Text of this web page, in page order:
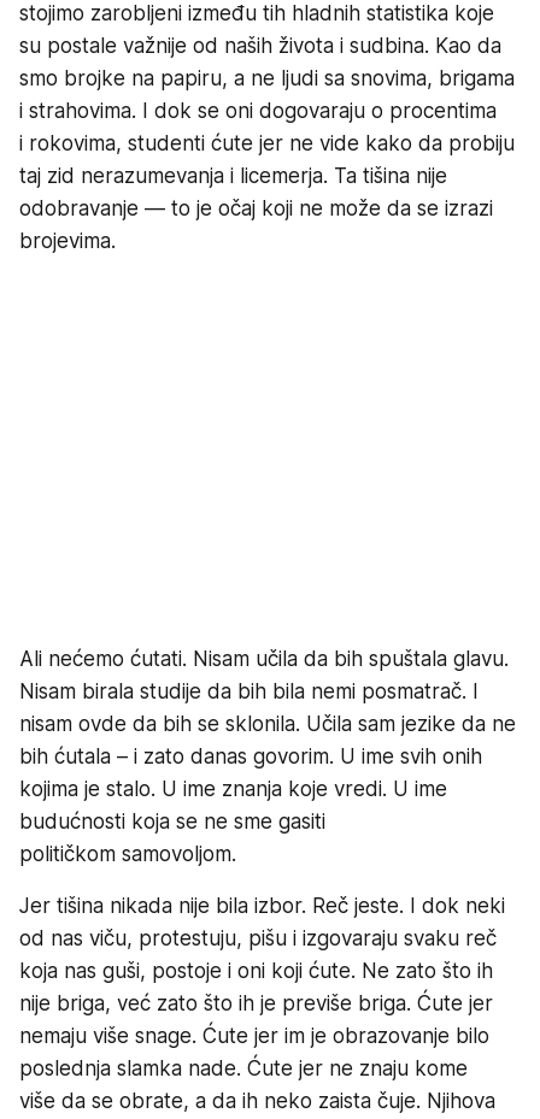
stojimo zarobljeni između tih hladnih statistika koje
su postale važnije od naših života i sudbina. Kao da
smo brojke na papiru, a ne ljudi sa snovima, brigama
i strahovima. I dok se oni dogovaraju o procentima
i rokovima, studenti ćute jer ne vide kako da probiju
taj zid nerazumevanja i licemerja. Ta tišina nije
odobravanje — to je očaj koji ne može da se izrazi
brojevima.
Ali nećemo ćutati. Nisam učila da bih spuštala glavu.
Nisam birala studije da bih bila nemi posmatrač. I
nisam ovde da bih se sklonila. Učila sam jezike da ne
bih ćutala – i zato danas govorim. U ime svih onih
kojima je stalo. U ime znanja koje vredi. U ime
budućnosti koja se ne sme gasiti
političkom samovoljom.
Jer tišina nikada nije bila izbor. Reč jeste. I dok neki
od nas viču, protestuju, pišu i izgovaraju svaku reč
koja nas guši, postoje i oni koji ćute. Ne zato što ih
nije briga, već zato što ih je previše briga. Ćute jer
nemaju više snage. Ćute jer im je obrazovanje bilo
poslednja slamka nade. Ćute jer ne znaju kome
više da se obrate, a da ih neko zaista čuje. Njihova